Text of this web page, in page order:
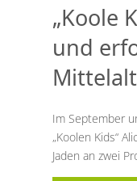
„Koole
und
Im September
„Koolen Kids“
Jaden an zwei